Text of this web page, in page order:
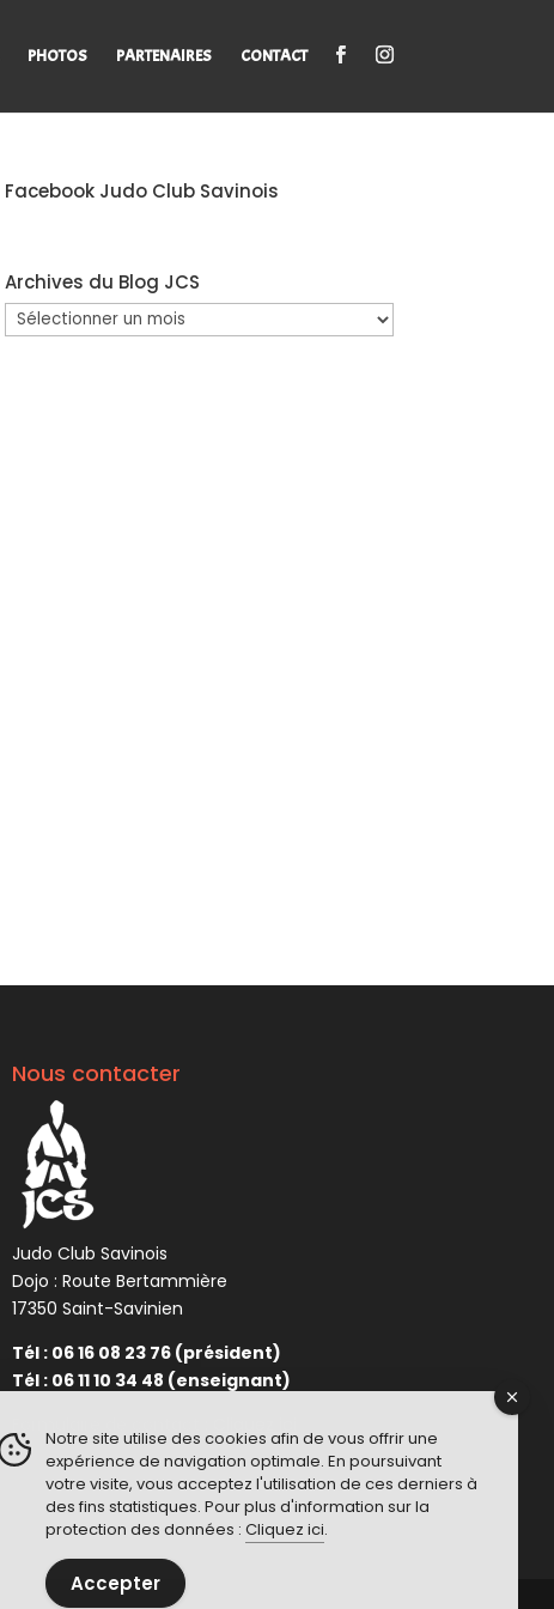
PHOTOS PARTENAIRES CONTACT
Facebook Judo Club Savinois
Archives du Blog JCS
Archives
du
Nous contacter
Judo Club Savinois
Dojo : Route Bertammière
17350 Saint-Savinien
Tél : 06 16 08 23 76 (président)
Tél : 06 11 10 34 48 (enseignant)
Notre site utilise des cookies afin de vous offrir une
expérience de navigation optimale. En poursuivant
votre visite, vous acceptez l'utilisation de ces derniers à
des fins statistiques. Pour plus d'information sur la
protection des données : Cliquez ici.
Accepter